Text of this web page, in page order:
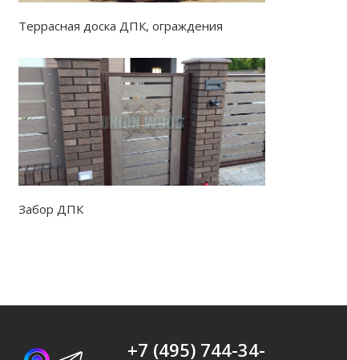
Террасная доска ДПК, ограждения
Забор ДПК
+7 (495) 744-34-